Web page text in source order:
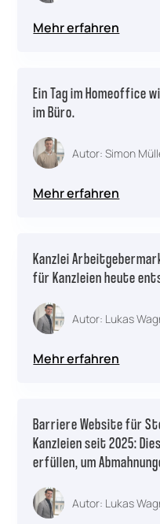
Mehr erfahren
Ein Tag im Homeoffice
im Büro.
Autor: Simon
Mehr erfahren
Kanzlei
für Kanzleien heute
Autor: Lukas
Mehr erfahren
Barriere Website für
Kanzleien seit 2025:
erfüllen, um
Autor: Lukas